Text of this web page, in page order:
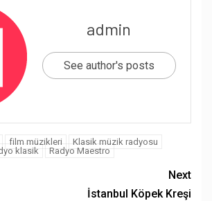
admin
See author's posts
film müzikleri
Klasik müzik radyosu
klasik Radyo Maestro
Next
İstanbul Köpek Kreşi